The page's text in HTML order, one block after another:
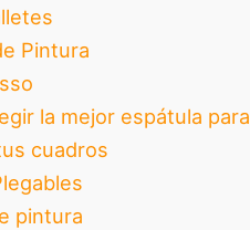
Pintura
la mejor espátula para
cuadros
pintura